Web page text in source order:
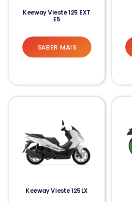
Keeway Vieste 125 EXT
E5
SABER MAIS
Keeway Vieste 125LX